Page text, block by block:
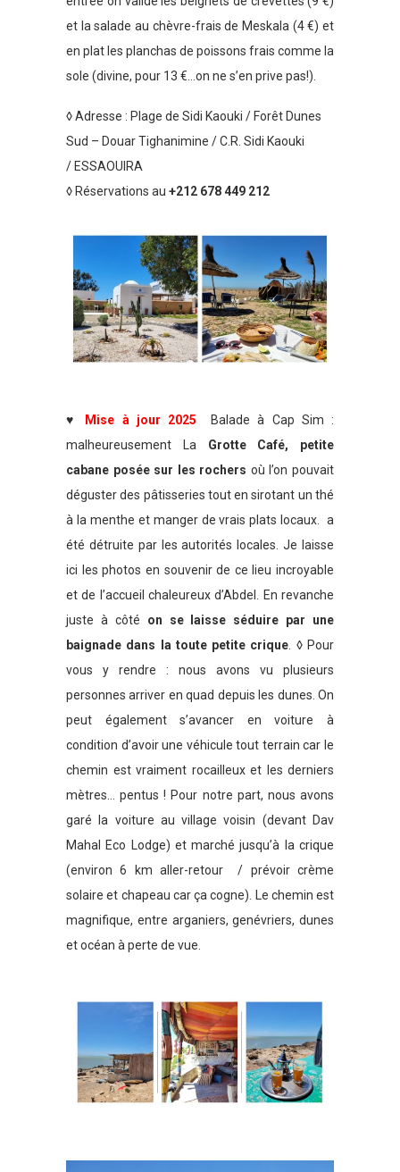
et la salade au chèvre-frais de Meskala (4 €) et
en plat les planchas de poissons frais comme la
sole (divine, pour 13 €…on ne s’en prive pas!).
◊ Adresse : Plage de Sidi Kaouki / Forêt Dunes
Sud – Douar Tighanimine / C.R. Sidi Kaouki
/ ESSAOUIRA
◊ Réservations au +212 678 449 212
♥ Mise à jour 2025
Balade à Cap Sim :
malheureusement La Grotte Café, petite
cabane posée sur les rochers où l’on pouvait
déguster des pâtisseries tout en sirotant un thé
à la menthe et manger de vrais plats locaux. a
été détruite par les autorités locales. Je laisse
ici les photos en souvenir de ce lieu incroyable
et de l’accueil chaleureux d’Abdel. En revanche
juste à côté on se laisse séduire par une
baignade dans la toute petite crique . ◊ Pour
vous y rendre : nous avons vu plusieurs
personnes arriver en quad depuis les dunes. On
peut également s’avancer en voiture à
condition d’avoir une véhicule tout terrain car le
chemin est vraiment rocailleux et les derniers
mètres… pentus ! Pour notre part, nous avons
garé la voiture au village voisin (devant Dav
Mahal Eco Lodge) et marché jusqu’à la crique
(environ 6 km aller-retour / prévoir crème
solaire et chapeau car ça cogne). Le chemin est
magnifique, entre arganiers, genévriers, dunes
et océan à perte de vue.